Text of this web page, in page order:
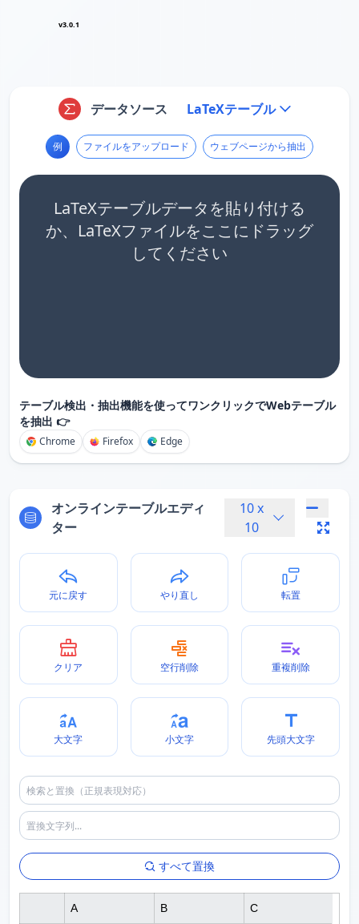
v3.0.1
データソース LaTeXテーブル
例 ファイルをアップロード ウェブページから抽出
LaTeXテーブルデータを貼り付ける
か、LaTeXファイルをここにドラッグ
してください
テーブル検出・抽出機能を使ってワンクリックでWebテーブル
を抽出 👉
Chrome Firefox Edge
オンラインテーブルエディ
ター
10x
10
元に戻す やり直し 転置
クリア 空行削除 重複削除
大文字 小文字 先頭大文字
すべて置換
A B C